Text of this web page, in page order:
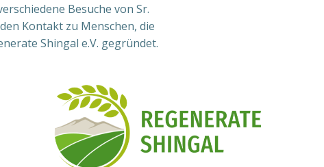
Besuche von Sr.
Kontakt zu Menschen, die
Shingal e.V. gegründet.